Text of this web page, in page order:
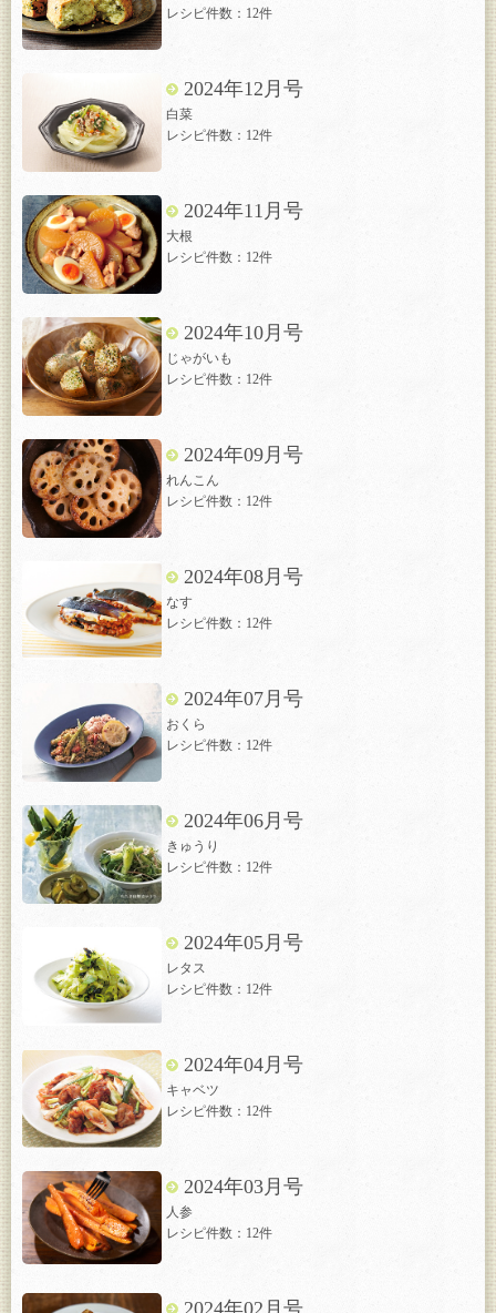
レシピ件数：12件
2024年12月号
白菜
レシピ件数：12件
2024年11月号
大根
レシピ件数：12件
2024年10月号
じゃがいも
レシピ件数：12件
2024年09月号
れんこん
レシピ件数：12件
2024年08月号
なす
レシピ件数：12件
2024年07月号
おくら
レシピ件数：12件
2024年06月号
きゅうり
レシピ件数：12件
2024年05月号
レタス
レシピ件数：12件
2024年04月号
キャベツ
レシピ件数：12件
2024年03月号
人参
レシピ件数：12件